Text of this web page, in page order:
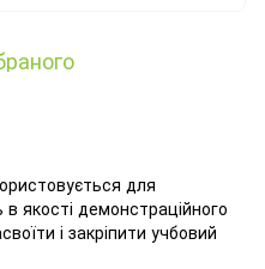
для
якості демонстраційного
і закріпити учбовий